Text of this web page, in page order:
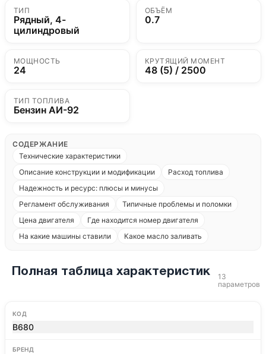
ТИП
Рядный, 4-
цилиндровый
ОБЪЁМ
0.7
МОЩНОСТЬ
24
КРУТЯЩИЙ МОМЕНТ
48 (5) / 2500
ТИП ТОПЛИВА
Бензин АИ-92
СОДЕРЖАНИЕ
Технические характеристики
Описание конструкции и модификации
Расход топлива
Надежность и ресурс: плюсы и минусы
Регламент обслуживания
Типичные проблемы и поломки
Цена двигателя
Где находится номер двигателя
На какие машины ставили
Какое масло заливать
Полная таблица характеристик
13
параметров
КОД
B680
БРЕНД